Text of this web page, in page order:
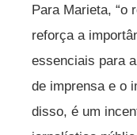
Para Marieta, “o
reforça a
essenciais para
de imprensa e o
disso, é um